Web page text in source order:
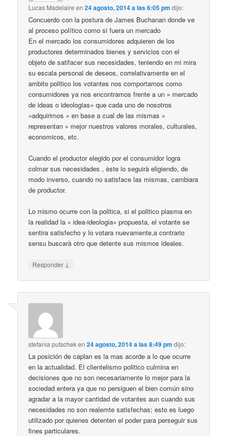
Lucas Madelaire en24 agosto, 2014 a las 6:05 pm dijo:
Concuerdo con la postura de James Buchanan donde ve
al proceso político como si fuera un mercado
En el mercado los consumidores adquieren de los
productores determinados bienes y servicios con el
objeto de satifacer sus necesidades, teniendo en mi mira
su escala personal de deseos, correlativamente en el
ambito politico los votantes nos comportamos como
consumidores ya nos encontramos frente a un » mercado
de ideas o ideologias» que cada uno de nosotros
«adquirimos » en base a cual de las mismas »
representan » mejor nuestros valores morales, culturales,
economicos, etc.
Cuando el productor elegido por el consumidor logra
colmar sus necesidades , èste lo seguirà eligiendo, de
modo inverso, cuando no satisface las mismas, cambiara
de productor.
Lo mismo ocurre con la politica, si el politico plasma en
la realidad la » idea-ideologia» propuesta, el votante se
sentira satisfecho y lo votara nuevamente,a contrario
sensu buscarà otro que detente sus mismos ideales.
Responder ↓
stefania putscheken24 agosto, 2014 a las 8:49 pm dijo:
La posición de caplan es la mas acorde a lo que ocurre
en la actualidad. El clientelismo politico culmina en
decisiones que no son necesariamente lo mejor para la
sociedad entera ya que no persiguen el bien común sino
agradar a la mayor cantidad de votantes aun cuando sus
necesidades no son realemte satisfechas; esto es luego
utilizado por quienes detenten el poder para perseguir sus
fines particulares.